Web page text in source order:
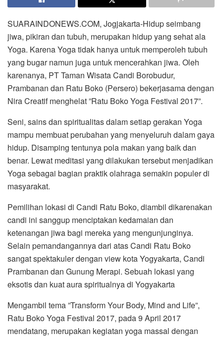
SUARAINDONEWS.COM, Jogjakarta-Hidup seimbang
jiwa, pikiran dan tubuh, merupakan hidup yang sehat ala
Yoga. Karena Yoga tidak hanya untuk memperoleh tubuh
yang bugar namun juga untuk mencerahkan jiwa. Oleh
karenanya, PT Taman Wisata Candi Borobudur,
Prambanan dan Ratu Boko (Persero) bekerjasama dengan
Nira Creatif menghelat ”Ratu Boko Yoga Festival 2017”.
Seni, sains dan spiritualitas dalam setiap gerakan Yoga
mampu membuat perubahan yang menyeluruh dalam gaya
hidup. Disamping tentunya pola makan yang baik dan
benar. Lewat meditasi yang dilakukan tersebut menjadikan
Yoga sebagai bagian praktik olahraga semakin populer di
masyarakat.
Pemilihan lokasi di Candi Ratu Boko, diambil dikarenakan
candi ini sanggup menciptakan kedamaian dan
ketenangan jiwa bagi mereka yang mengunjunginya.
Selain pemandangannya dari atas Candi Ratu Boko
sangat spektakuler dengan view kota Yogyakarta, Candi
Prambanan dan Gunung Merapi. Sebuah lokasi yang
eksotis dan kuat aura spiritualnya di Yogyakarta
Mengambil tema ”Transform Your Body, Mind and Life”,
Ratu Boko Yoga Festival 2017, pada 9 April 2017
mendatang, merupakan kegiatan yoga massal dengan